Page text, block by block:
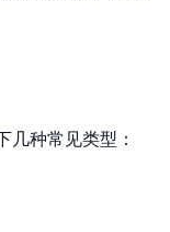
几种常见类型：